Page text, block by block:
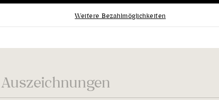
Weitere Bezahlmöglichkeiten
Auszeichnungen